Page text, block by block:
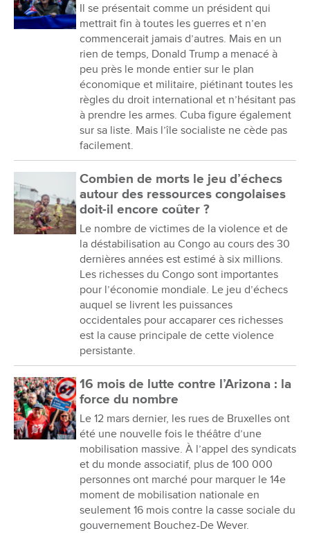
Il se présentait comme un président qui
mettrait fin à toutes les guerres et n’en
commencerait jamais d’autres. Mais en un
rien de temps, Donald Trump a menacé à
peu près le monde entier sur le plan
économique et militaire, piétinant toutes les
règles du droit international et n’hésitant pas
à prendre les armes. Cuba figure également
sur sa liste. Mais l’île socialiste ne cède pas
facilement.
Combien de morts le jeu d’échecs
autour des ressources congolaises
doit-il encore coûter ?
Le nombre de victimes de la violence et de
la déstabilisation au Congo au cours des 30
dernières années est estimé à six millions.
Les richesses du Congo sont importantes
pour l’économie mondiale. Le jeu d’échecs
auquel se livrent les puissances
occidentales pour accaparer ces richesses
est la cause principale de cette violence
persistante.
16 mois de lutte contre l’Arizona : la
force du nombre
Le 12 mars dernier, les rues de Bruxelles ont
été une nouvelle fois le théâtre d’une
mobilisation massive. À l’appel des syndicats
et du monde associatif, plus de 100 000
personnes ont marché pour marquer le 14e
moment de mobilisation nationale en
seulement 16 mois contre la casse sociale du
gouvernement Bouchez-De Wever.